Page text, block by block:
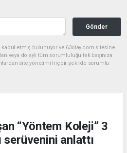
Gönder
kabul etmiş bulunuyor ve 63olay.com sitesine
veya dolaylı tüm sorumluluğu tek başınıza
site yönetimi hiçbir şekilde sorumlu
“Yöntem Koleji” 3
serüvenini anlattı